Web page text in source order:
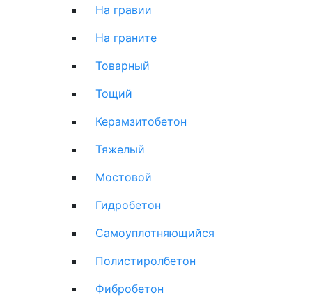
На гравии
На граните
Товарный
Тощий
Керамзитобетон
Тяжелый
Мостовой
Гидробетон
Самоуплотняющийся
Полистиролбетон
Фибробетон